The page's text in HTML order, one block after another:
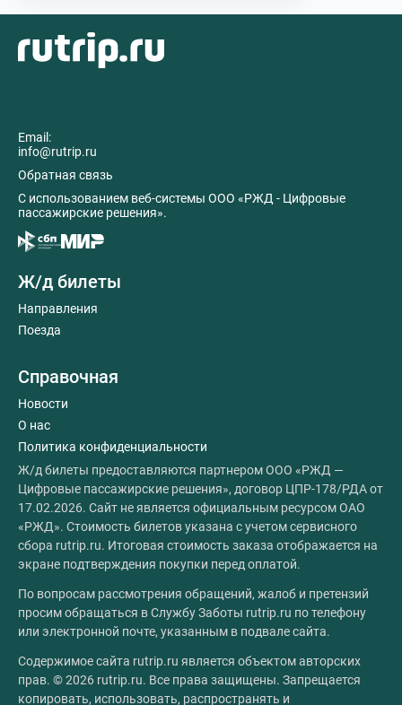
Email:
info@rutrip.ru
Обратная связь
C использованием веб-системы ООО «РЖД - Цифровые
пассажирские решения».
Ж/д билеты
Направления
Поезда
Справочная
Новости
О нас
Политика конфиденциальности
Ж/д билеты предоставляются партнером ООО «РЖД —
Цифровые пассажирские решения», договор ЦПР-178/РДА от
17.02.2026. Сайт не является официальным ресурсом ОАО
«РЖД». Стоимость билетов указана с учетом сервисного
сбора rutrip.ru. Итоговая стоимость заказа отображается на
экране подтверждения покупки перед оплатой.
По вопросам рассмотрения обращений, жалоб и претензий
просим обращаться в Службу Заботы rutrip.ru по телефону
или электронной почте, указанным в подвале сайта.
Содержимое сайта rutrip.ru является объектом авторских
прав. © 2026 rutrip.ru. Все права защищены. Запрещается
копировать, использовать, распространять и